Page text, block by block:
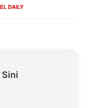
DAILY
Sini